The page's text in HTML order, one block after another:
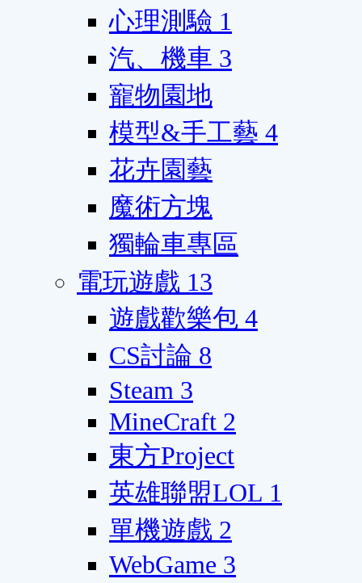
心理測驗 1
汽、機車 3
寵物園地
模型&手工藝 4
花卉園藝
魔術方塊
獨輪車專區
電玩遊戲 13
遊戲歡樂包 4
CS討論 8
Steam 3
MineCraft 2
東方Project
英雄聯盟LOL 1
單機遊戲 2
WebGame 3